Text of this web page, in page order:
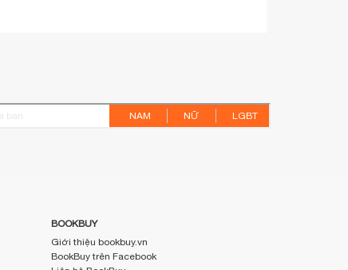
NAM NỮ LGBT
BOOKBUY
Giới thiệu bookbuy.vn
BookBuy trên Facebook